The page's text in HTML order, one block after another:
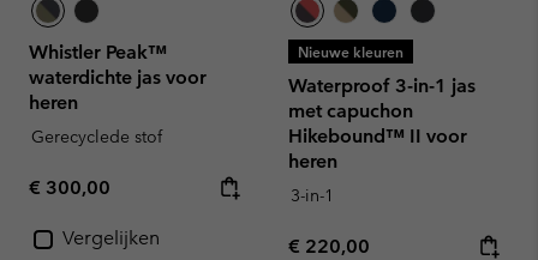
Whistler Peak™
waterdichte jas voor
heren
Gerecyclede stof
Regular price:
€ 300,00
Vergelijken
Nieuwe kleuren
Waterproof 3-in-1 jas
met capuchon
Hikebound™ II voor
heren
3-in-1
Regular price:
€ 220,00